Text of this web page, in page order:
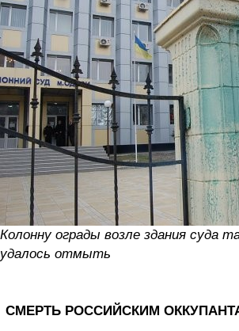
Колонну ограды возле здания суда
удалось отмыть
СМЕРТЬ РОССИЙСКИМ